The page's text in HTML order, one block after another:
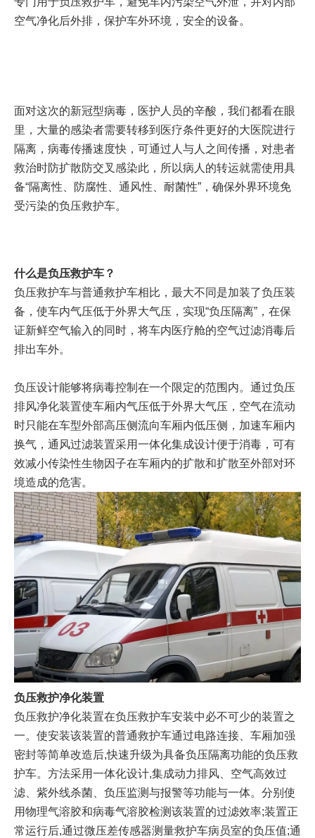
空气净化后外排，保护车外环境，安全的设备。
面对这次的新冠型病毒，医护人员的辛酸，我们都看在眼
里，大量的感染者需要转移到医疗条件更好的大医院进行
隔离，病毒传播速度快，可通过人与人之间传播，对患者
救治时防扩散防交叉感染此，所以病人的转运就需使用具
备“隔离性、防腐性、通风性、耐菌性”，确保外界环境免
受污染的负压救护车。
什么是负压救护车？
负压救护车与普通救护车相比，最大不同是加装了负压装
备，使车内气压低于外界大气压，实现“负压隔离”，在保
证新鲜空气输入的同时，将车内医疗舱的空气过滤消毒后
排出车外。
负压设计能够将病毒控制在一个限定的范围内。通过负压
排风净化装置使车厢内气压低于外界大气压，空气在流动
时只能在车型外部高压侧流向车厢内低压侧，加速车厢内
换气，通风过滤装置采用一体化集成设计便于消毒，可有
效减小传染性生物因子在车厢内的扩散和扩散至外部对环
境造成的危害。
负压救护净化装置
负压救护净化装置在负压救护车安装中必不可少的装置之
一。使安装该装置的普通救护车通过电路连接、车厢加强
密封等简单改造后,快速升级为具备负压隔离功能的负压救
护车。方法采用一体化设计,集成动力排风、空气高效过
滤、紫外线杀菌、负压监测与报警等功能与一体。分别使
用物理气溶胶和病毒气溶胶检测该装置的过滤效率;装置正
常运行后,通过微压差传感器测量救护车病员室的负压值;通